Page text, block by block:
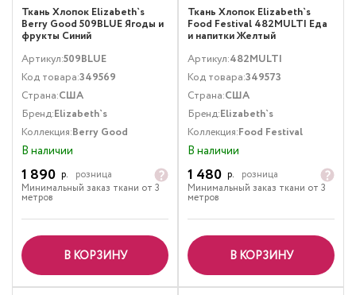
Ткань Хлопок Elizabeth`s
Berry Good 509BLUE Ягоды и
фрукты Синий
Артикул:509BLUE
Код товара:349569
Страна:США
Бренд:Elizabeth`s
Коллекция:Berry Good
В наличии
1 890 р.
розница
Минимальный заказ ткани от 3
метров
В КОРЗИНУ
Ткань Хлопок Elizabeth`s
Food Festival 482MULTI Еда
и напитки Желтый
Артикул:482MULTI
Код товара:349573
Страна:США
Бренд:Elizabeth`s
Коллекция:Food Festival
В наличии
1 480 р.
розница
Минимальный заказ ткани от 3
метров
В КОРЗИНУ